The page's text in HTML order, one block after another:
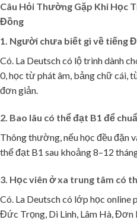
Câu Hỏi Thường Gặp Khi Học
Đồng
1. Người chưa biết gì về tiếng
Có. La Deutsch có lộ trình dành
0, học từ phát âm, bảng chữ cái,
đơn giản.
2. Bao lâu có thể đạt B1 để
Thông thường, nếu học đều đặn
thể đạt B1 sau khoảng 8–12
3. Học viên ở xa trung tâm có
Có. La Deutsch có lớp học online
Đức Trọng, Di Linh, Lâm Hà, Đơn